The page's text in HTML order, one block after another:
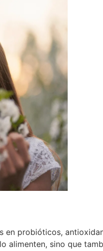
en probióticos,
alimenten, sino que